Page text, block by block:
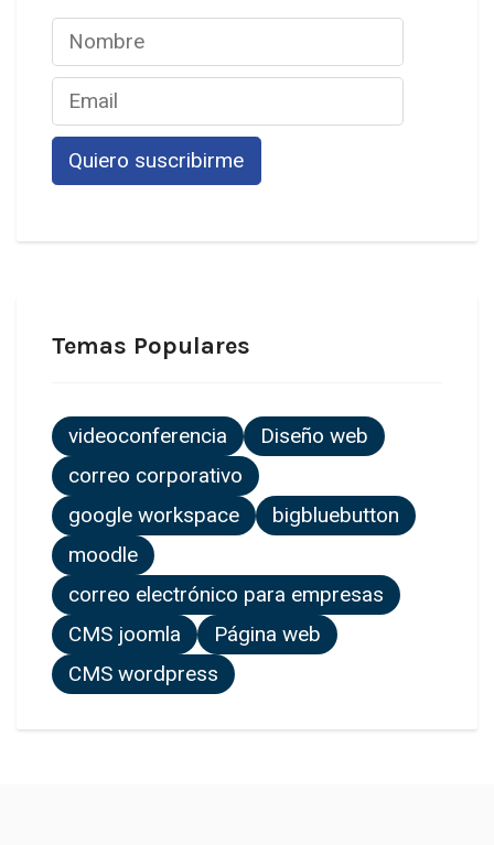
Temas Populares
videoconferencia
Diseño web
correo corporativo
google workspace
bigbluebutton
moodle
correo electrónico para empresas
CMS joomla
Página web
CMS wordpress